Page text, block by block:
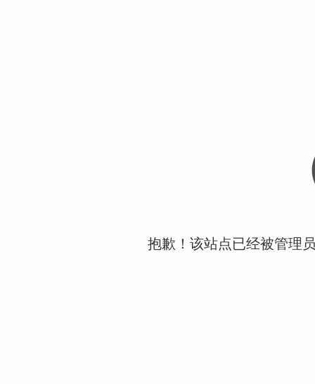
抱歉！该站点已经被管理